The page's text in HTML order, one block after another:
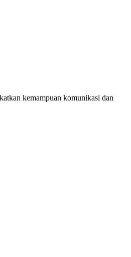
kemampuan komunikasi dan